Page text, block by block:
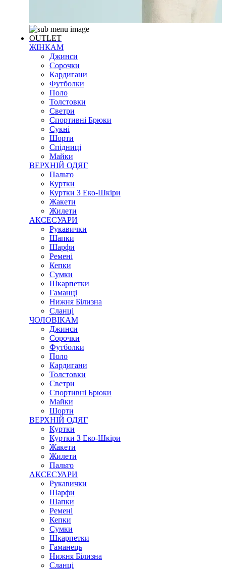
OUTLET
ЖІНКАМ
Джинси
Сорочки
Кардигани
Футболки
Поло
Толстовки
Светри
Спортивні Брюки
Сукні
Шорти
Спідниці
Майки
ВЕРХНІЙ ОДЯГ
Пальто
Куртки
Куртки З Еко-Шкіри
Жакети
Жилети
АКСЕСУАРИ
Рукавички
Шапки
Шарфи
Ремені
Кепки
Сумки
Шкарпетки
Гаманці
Нижня Білизна
Сланці
ЧОЛОВІКАМ
Джинси
Сорочки
Футболки
Поло
Кардигани
Толстовки
Светри
Спортивні Брюки
Майки
Шорти
ВЕРХНІЙ ОДЯГ
Куртки
Куртки З Еко-Шкіри
Жакети
Жилети
Пальто
АКСЕСУАРИ
Рукавички
Шарфи
Шапки
Ремені
Кепки
Сумки
Шкарпетки
Гаманець
Нижня Білизна
Сланці